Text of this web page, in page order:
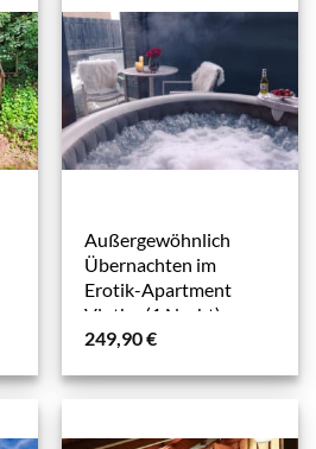
Außergewöhnlich
Übernachten im
Erotik-Apartment
Vlotho (1 Nacht)
249,90€